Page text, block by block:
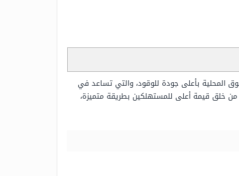
المحلية بأعلى جودة للوقود، والتي تساعد في
من خلق قيمة أعلى للمستهلكين بطريقة متميزة،